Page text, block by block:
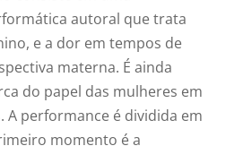
autoral que trata
e a dor em tempos de
materna. É ainda
do papel das mulheres em
A performance é dividida em
momento é a